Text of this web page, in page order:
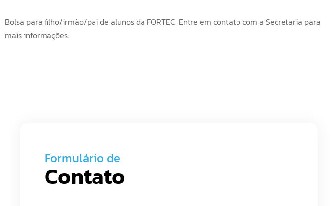
Bolsa para filho/irmão/pai de alunos da FORTEC. Entre em contato com a Secretaria para
mais informações.
Formulário de
Contato